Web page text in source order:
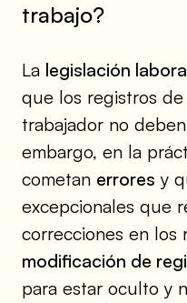
trabajo?
La legislación
que los registros
trabajador no
embargo, en la
cometan errores y
excepcionales que
correcciones en los
modificación de
para estar oculto y